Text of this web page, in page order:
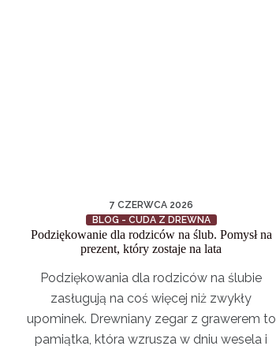
7 CZERWCA 2026
BLOG - CUDA Z DREWNA
Podziękowanie dla rodziców na ślub. Pomysł na
prezent, który zostaje na lata
Podziękowania dla rodziców na ślubie
zasługują na coś więcej niż zwykły
upominek. Drewniany zegar z grawerem to
pamiątka, która wzrusza w dniu wesela i